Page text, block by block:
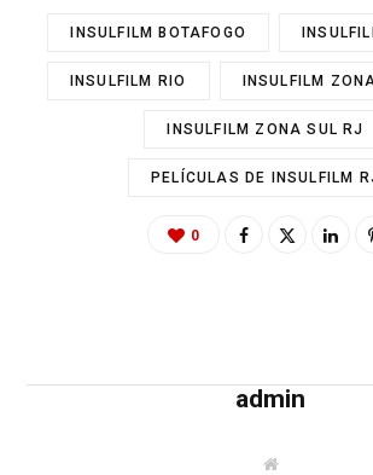
INSULFILM BOTAFOGO
INSULFILM RIO INSULFILM
INSULFILM ZONA SUL RJ
PELÍCULAS DE INSULFILM
0
admin
W